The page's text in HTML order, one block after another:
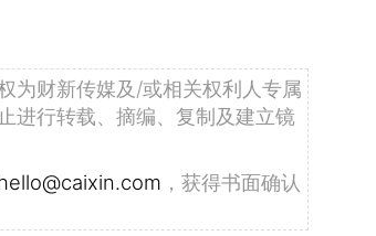
为财新传媒及/或相关权利人专属
进行转载、摘编、复制及建立镜
，获得书面确认